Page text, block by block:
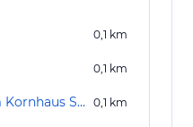
0,1 km
0,1 km
HopfenBierGut Museum im Kornhaus Spalt 0,1 km